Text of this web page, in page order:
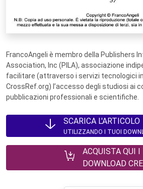
FrancoAngeli è membro della Publishers
Association, Inc (PILA), associazione
facilitare (attraverso i servizi tecnologici
CrossRef.org) l’accesso degli studiosi ai
pubblicazioni professionali e scientifiche.
SCARICA L'ARTICOLO
UTILIZZANDO I TUOI
ACQUISTA QUI I
DOWNLOAD